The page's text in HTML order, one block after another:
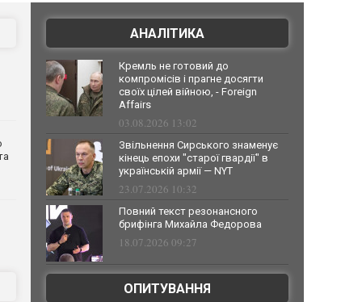
АНАЛІТИКА
Кремль не готовий до
компромісів і прагне досягти
своїх цілей війною, - Foreign
Affairs
03.08.2026 13:02
Звільнення Сирського знаменує
кінець епохи "старої гвардії" в
українській армії — NYT
23.07.2026 10:32
Повний текст резонансного
брифінга Михайла Федорова
18.07.2026 09:27
ОПИТУВАННЯ